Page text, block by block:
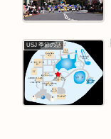
USJ 季節の話